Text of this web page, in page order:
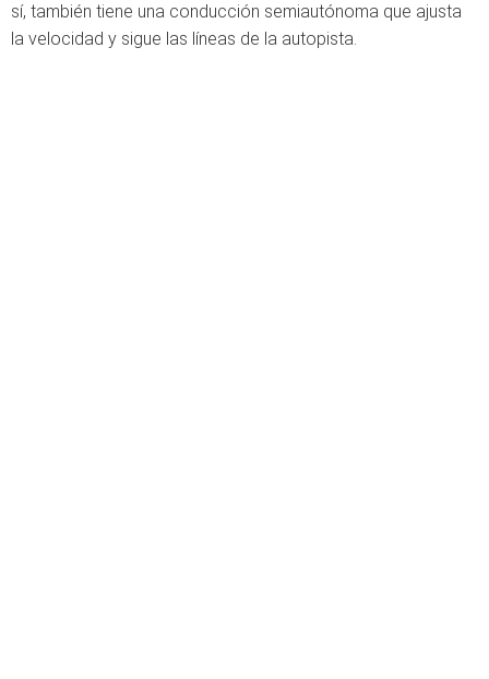
sí, también tiene una conducción semiautónoma que ajusta
la velocidad y sigue las líneas de la autopista.